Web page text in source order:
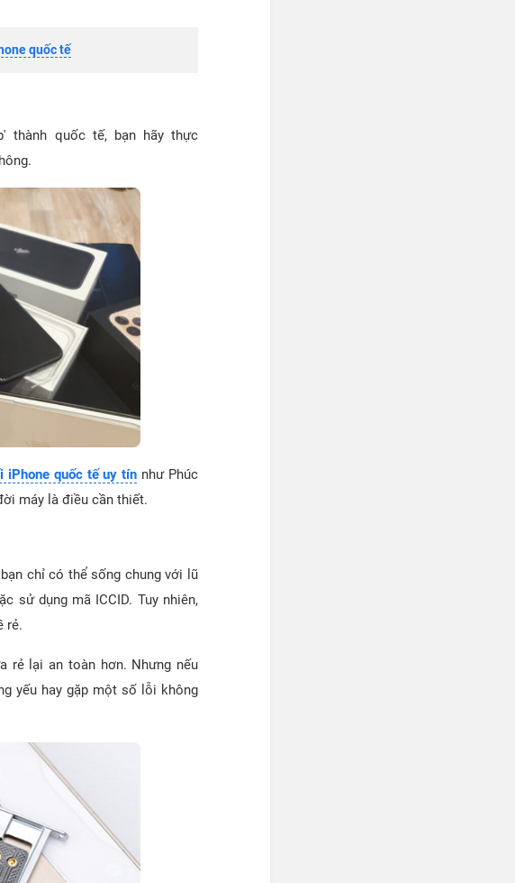
quốc tế
thành quốc tế, bạn hãy thực
iPhone quốc tế uy tín như Phúc
máy là điều cần thiết.
chỉ có thể sống chung với lũ
sử dụng mã ICCID. Tuy nhiên,
rẻ.
rẻ lại an toàn hơn. Nhưng nếu
yếu hay gặp một số lỗi không